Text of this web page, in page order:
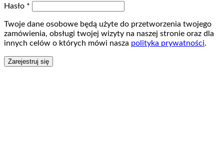
Hasło *
Twoje dane osobowe będą użyte do przetworzenia twojego
zamówienia, obsługi twojej wizyty na naszej stronie oraz dla
innych celów o których mówi nasza polityka prywatności.
Zarejestruj się